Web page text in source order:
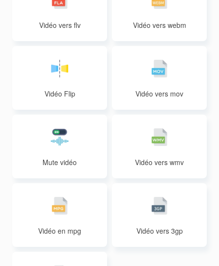
Vidéo vers flv Vidéo vers webm
Vidéo Flip Vidéo vers mov
Mute vidéo Vidéo vers wmv
Vidéo en mpg Vidéo vers 3gp